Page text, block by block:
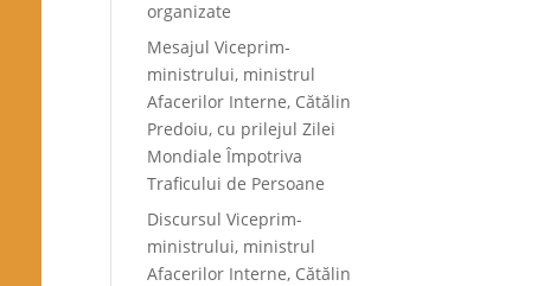
organizate
Mesajul Viceprim-
ministrului, ministrul
Afacerilor Interne, Cătălin
Predoiu, cu prilejul Zilei
Mondiale Împotriva
Traficului de Persoane
Discursul Viceprim-
ministrului, ministrul
Afacerilor Interne, Cătălin